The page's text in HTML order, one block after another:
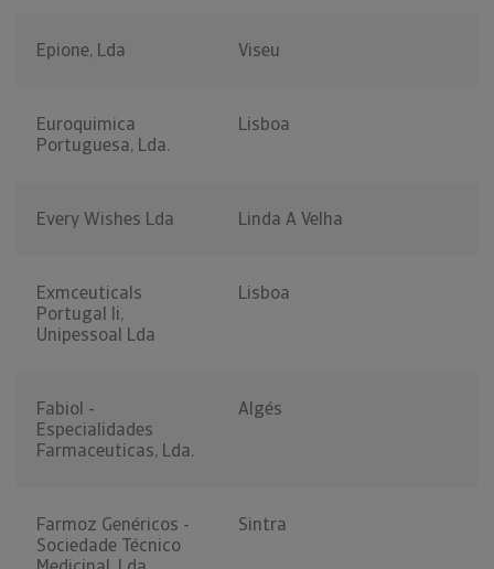
Epione, Lda Viseu
Euroquimica
Portuguesa, Lda.
Lisboa
Every Wishes Lda Linda A Velha
Exmceuticals
Portugal Ii,
Unipessoal Lda
Lisboa
Fabiol -
Especialidades
Farmaceuticas, Lda.
Algés
Farmoz Genéricos -
Sociedade Técnico
Sintra